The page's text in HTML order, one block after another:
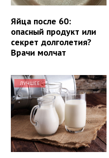
Яйца после 60:
опасный продукт или
секрет долголетия?
Врачи молчат
ЛУЧШЕЕ